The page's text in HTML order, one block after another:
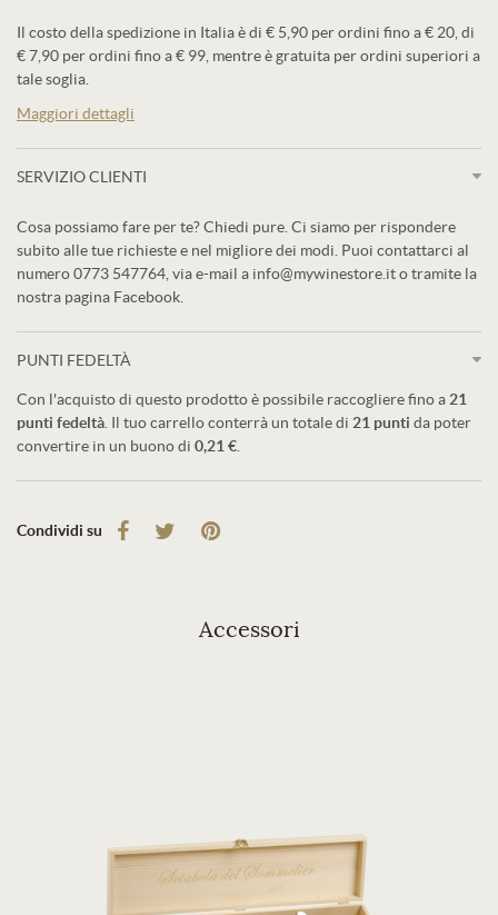
Il costo della spedizione in Italia è di € 5,90 per ordini fino a € 20, di
€ 7,90 per ordini fino a € 99, mentre è gratuita per ordini superiori a
tale soglia.
Maggiori dettagli
SERVIZIO CLIENTI
Cosa possiamo fare per te? Chiedi pure. Ci siamo per rispondere
subito alle tue richieste e nel migliore dei modi. Puoi contattarci al
numero 0773 547764, via e-mail a info@mywinestore.it o tramite la
nostra pagina Facebook.
PUNTI FEDELTÀ
Con l'acquisto di questo prodotto è possibile raccogliere fino a 21
punti fedeltà . Il tuo carrello conterrà un totale di 21 punti da poter
convertire in un buono di 0,21 €
Condividi su
Accessori